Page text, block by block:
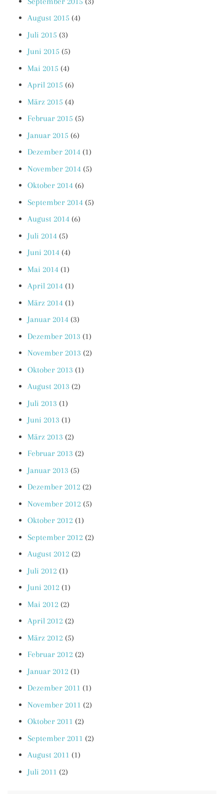
August 2015 (4)
Juli 2015 (3)
Juni 2015 (5)
Mai 2015 (4)
April 2015 (6)
März 2015 (4)
Februar 2015 (5)
Januar 2015 (6)
Dezember 2014 (1)
November 2014 (5)
Oktober 2014 (6)
September 2014 (5)
August 2014 (6)
Juli 2014 (5)
Juni 2014 (4)
Mai 2014 (1)
April 2014 (1)
März 2014 (1)
Januar 2014 (3)
Dezember 2013 (1)
November 2013 (2)
Oktober 2013 (1)
August 2013 (2)
Juli 2013 (1)
Juni 2013 (1)
März 2013 (2)
Februar 2013 (2)
Januar 2013 (5)
Dezember 2012 (2)
November 2012 (5)
Oktober 2012 (1)
September 2012 (2)
August 2012 (2)
Juli 2012 (1)
Juni 2012 (1)
Mai 2012 (2)
April 2012 (2)
März 2012 (5)
Februar 2012 (2)
Januar 2012 (1)
Dezember 2011 (1)
November 2011 (2)
Oktober 2011 (2)
September 2011 (2)
August 2011 (1)
Juli 2011 (2)